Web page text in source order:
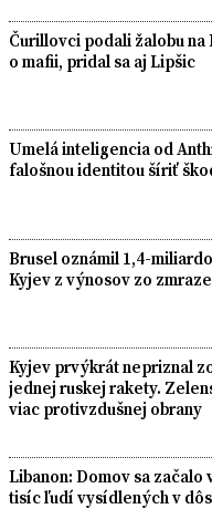
Čurillovci podali žalobu
o mafii, pridal sa aj Lipšic
Umelá inteligencia od
falošnou identitou šíriť
Brusel oznámil 1,4-
Kyjev z výnosov zo
Kyjev prvýkrát nepriznal
jednej ruskej rakety.
viac protivzdušnej obrany
Libanon: Domov sa začalo
tisíc ľudí vysídlených v